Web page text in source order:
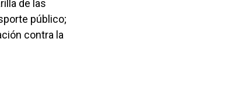
de las
público;
contra la